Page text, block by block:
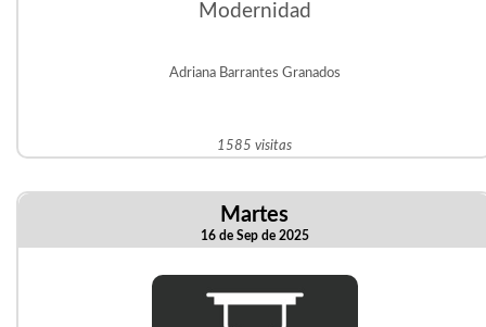
Modernidad
Adriana Barrantes Granados
1585 visitas
Martes
16 de Sep de 2025